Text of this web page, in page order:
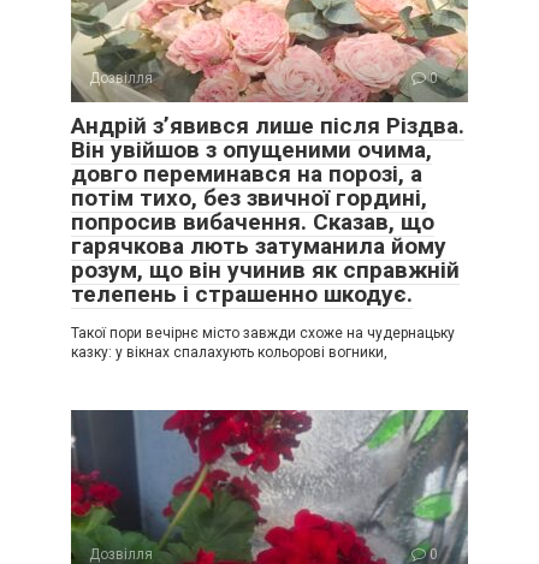
Дозвілля 0
Андрій з’явився лише після Різдва.
Він увійшов з опущеними очима,
довго переминався на порозі, а
потім тихо, без звичної гордині,
попросив вибачення. Сказав, що
гарячкова лють затуманила йому
розум, що він учинив як справжній
телепень і страшенно шкодує.
Такої пори вечірнє місто завжди схоже на чудернацьку
казку: у вікнах спалахують кольорові вогники,
Дозвілля 0